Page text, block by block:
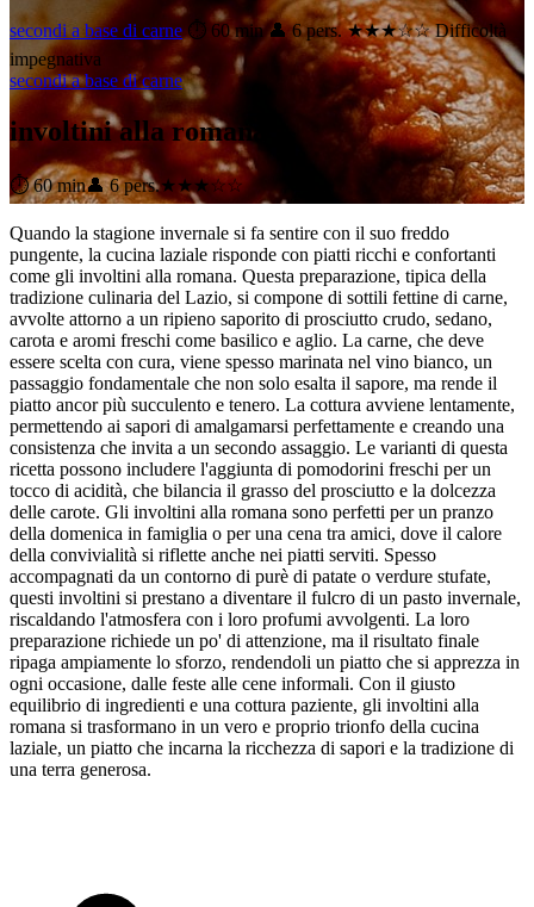
secondi a base di carne ⏱ 60 min 👤 6 pers. ★★★☆☆ Difficoltà
impegnativa
secondi a base di carne
involtini alla romana
⏱ 60 min👤 6 pers.★★★☆☆
Quando la stagione invernale si fa sentire con il suo freddo
pungente, la cucina laziale risponde con piatti ricchi e confortanti
come gli involtini alla romana. Questa preparazione, tipica della
tradizione culinaria del Lazio, si compone di sottili fettine di carne,
avvolte attorno a un ripieno saporito di prosciutto crudo, sedano,
carota e aromi freschi come basilico e aglio. La carne, che deve
essere scelta con cura, viene spesso marinata nel vino bianco, un
passaggio fondamentale che non solo esalta il sapore, ma rende il
piatto ancor più succulento e tenero. La cottura avviene lentamente,
permettendo ai sapori di amalgamarsi perfettamente e creando una
consistenza che invita a un secondo assaggio. Le varianti di questa
ricetta possono includere l'aggiunta di pomodorini freschi per un
tocco di acidità, che bilancia il grasso del prosciutto e la dolcezza
delle carote. Gli involtini alla romana sono perfetti per un pranzo
della domenica in famiglia o per una cena tra amici, dove il calore
della convivialità si riflette anche nei piatti serviti. Spesso
accompagnati da un contorno di purè di patate o verdure stufate,
questi involtini si prestano a diventare il fulcro di un pasto invernale,
riscaldando l'atmosfera con i loro profumi avvolgenti. La loro
preparazione richiede un po' di attenzione, ma il risultato finale
ripaga ampiamente lo sforzo, rendendoli un piatto che si apprezza in
ogni occasione, dalle feste alle cene informali. Con il giusto
equilibrio di ingredienti e una cottura paziente, gli involtini alla
romana si trasformano in un vero e proprio trionfo della cucina
laziale, un piatto che incarna la ricchezza di sapori e la tradizione di
una terra generosa.